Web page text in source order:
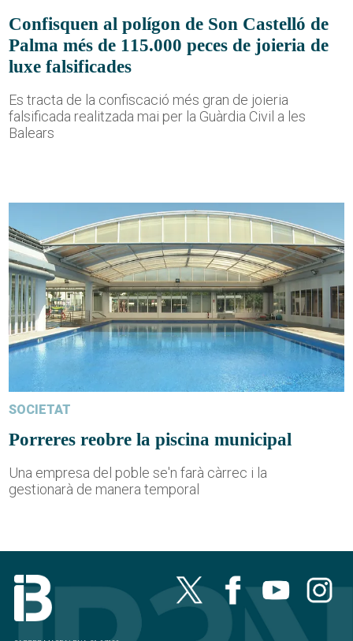
Confisquen al polígon de Son Castelló de
Palma més de 115.000 peces de joieria de
luxe falsificades
Es tracta de la confiscació més gran de joieria
falsificada realitzada mai per la Guàrdia Civil a les
Balears
SOCIETAT
Porreres reobre la piscina municipal
Una empresa del poble se'n farà càrrec i la
gestionarà de manera temporal